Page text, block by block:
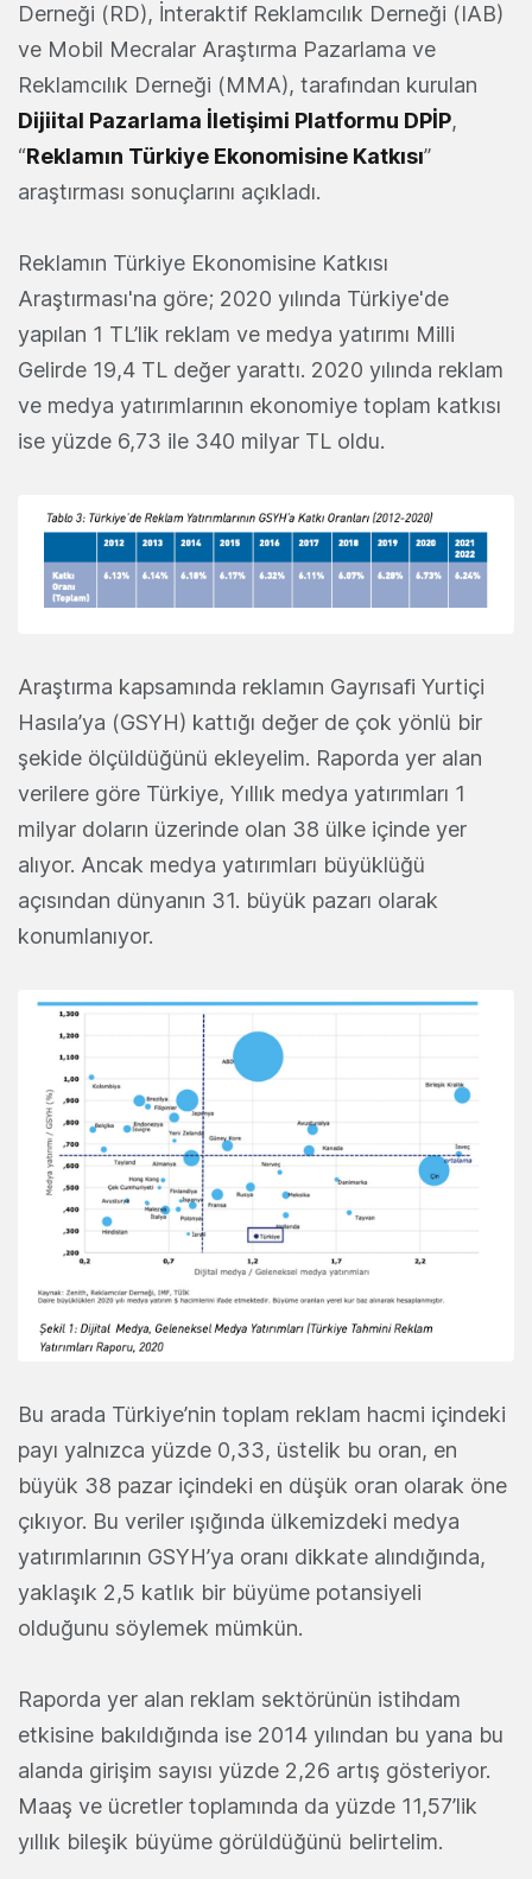
Derneği (RD), İnteraktif Reklamcılık Derneği (IAB)
ve Mobil Mecralar Araştırma Pazarlama ve
Reklamcılık Derneği (MMA), tarafından kurulan
Dijiital Pazarlama İletişimi Platformu DPİP,
“Reklamın Türkiye Ekonomisine Katkısı”
araştırması sonuçlarını açıkladı.
Reklamın Türkiye Ekonomisine Katkısı
Araştırması'na göre; 2020 yılında Türkiye'de
yapılan 1 TL’lik reklam ve medya yatırımı Milli
Gelirde 19,4 TL değer yarattı. 2020 yılında reklam
ve medya yatırımlarının ekonomiye toplam katkısı
ise yüzde 6,73 ile 340 milyar TL oldu.
Araştırma kapsamında reklamın Gayrısafi Yurtiçi
Hasıla’ya (GSYH) kattığı değer de çok yönlü bir
şekide ölçüldüğünü ekleyelim. Raporda yer alan
verilere göre Türkiye, Yıllık medya yatırımları 1
milyar doların üzerinde olan 38 ülke içinde yer
alıyor. Ancak medya yatırımları büyüklüğü
açısından dünyanın 31. büyük pazarı olarak
konumlanıyor.
Bu arada Türkiye’nin toplam reklam hacmi içindeki
payı yalnızca yüzde 0,33, üstelik bu oran, en
büyük 38 pazar içindeki en düşük oran olarak öne
çıkıyor. Bu veriler ışığında ülkemizdeki medya
yatırımlarının GSYH’ya oranı dikkate alındığında,
yaklaşık 2,5 katlık bir büyüme potansiyeli
olduğunu söylemek mümkün.
Raporda yer alan reklam sektörünün istihdam
etkisine bakıldığında ise 2014 yılından bu yana bu
alanda girişim sayısı yüzde 2,26 artış gösteriyor.
Maaş ve ücretler toplamında da yüzde 11,57’lik
yıllık bileşik büyüme görüldüğünü belirtelim.